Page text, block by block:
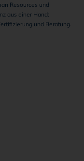
Resources und
aus einer Hand:
und Beratung.